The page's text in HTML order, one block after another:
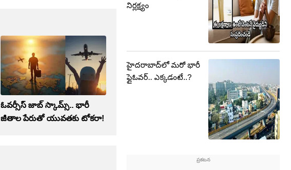
ఓవర్సీస్‌ జాబ్‌ స్కామ్స్‌.. భారీ
జీతాల పేరుతో యువతకు టోకరా!
నిర్లక్ష్యం
హైదరాబాద్‌లో మరో భారీ
ఫ్లైఓవర్.. ఎక్కడంటే..?